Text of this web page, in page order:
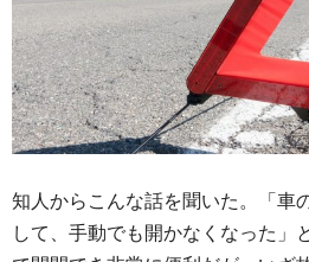
知人からこんな話を聞いた。「車
して、手動でも開かなくなった」